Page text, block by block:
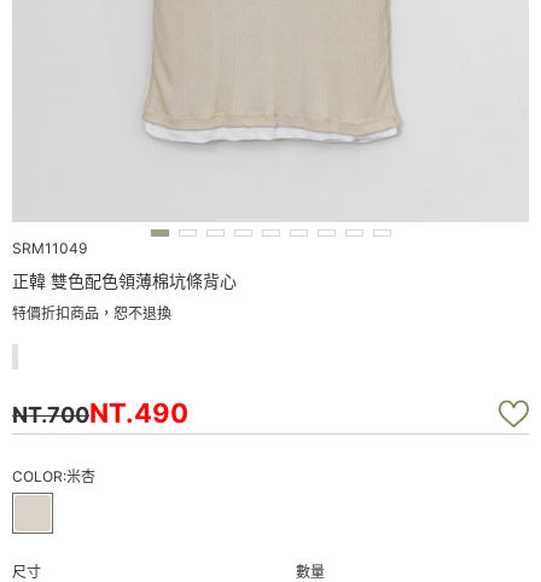
SRM11049
正韓 雙色配色領薄棉坑條背心
特價折扣商品，恕不退換
NT.700NT.490
COLOR:米杏
尺寸 數量